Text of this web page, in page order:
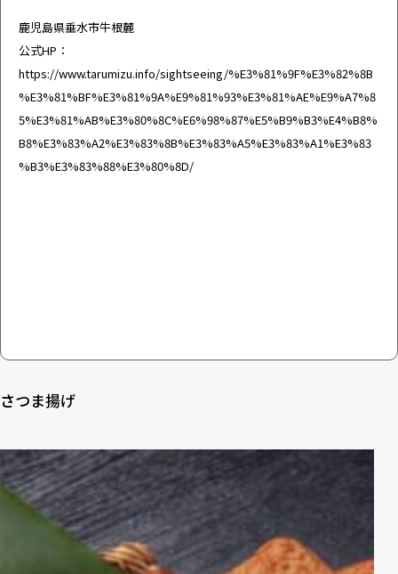
鹿児島県垂水市牛根麓
公式HP：
https://www.tarumizu.info/sightseeing/%E3%81%9F%E3%82%8B
%E3%81%BF%E3%81%9A%E9%81%93%E3%81%AE%E9%A7%8
5%E3%81%AB%E3%80%8C%E6%98%87%E5%B9%B3%E4%B8%
B8%E3%83%A2%E3%83%8B%E3%83%A5%E3%83%A1%E3%83
%B3%E3%83%88%E3%80%8D/
さつま揚げ